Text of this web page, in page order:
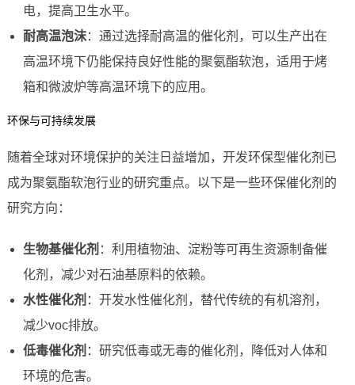
电，提高卫生水平。
耐高温泡沫：通过选择耐高温的催化剂，可以生产出在
高温环境下仍能保持良好性能的聚氨酯软泡，适用于烤
箱和微波炉等高温环境下的应用。
环保与可持续发展
随着全球对环境保护的关注日益增加，开发环保型催化剂已
成为聚氨酯软泡行业的研究重点。以下是一些环保催化剂的
研究方向：
生物基催化剂 ：利用植物油、淀粉等可再生资源制备催
化剂，减少对石油基原料的依赖。
水性催化剂 ：开发水性催化剂，替代传统的有机溶剂，
减少voc排放。
低毒催化剂 ：研究低毒或无毒的催化剂，降低对人体和
环境的危害。